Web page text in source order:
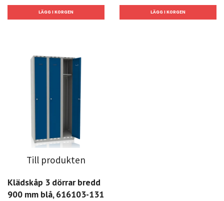
Till produkten
Klädskåp 3 dörrar bredd
900 mm blå, 616103-131